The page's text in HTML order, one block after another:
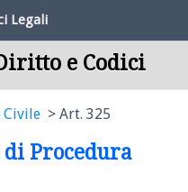
Legali
e Codici
Civile Art. 325
di Procedura